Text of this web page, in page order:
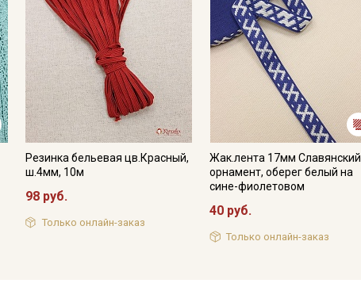
Резинка бельевая цв.Красный,
ш.4мм, 10м
98 руб.
Только онлайн-заказ
Жак.лента 17мм Славянский
орнамент, оберег белый на
сине-фиолетовом
40 руб.
Только онлайн-заказ